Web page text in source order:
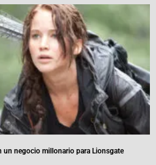
un negocio millonario para Lionsgate